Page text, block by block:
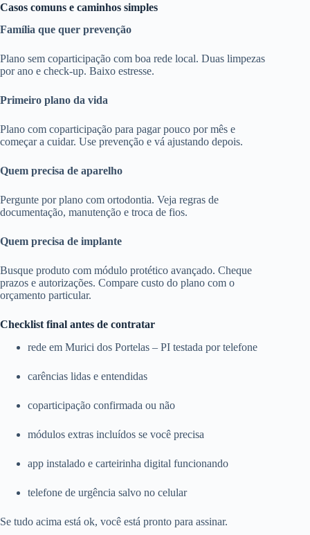
Casos comuns e caminhos simples
Família que quer prevenção
Plano sem coparticipação com boa rede local. Duas limpezas
por ano e check-up. Baixo estresse.
Primeiro plano da vida
Plano com coparticipação para pagar pouco por mês e
começar a cuidar. Use prevenção e vá ajustando depois.
Quem precisa de aparelho
Pergunte por plano com ortodontia. Veja regras de
documentação, manutenção e troca de fios.
Quem precisa de implante
Busque produto com módulo protético avançado. Cheque
prazos e autorizações. Compare custo do plano com o
orçamento particular.
Checklist final antes de contratar
rede em Murici dos Portelas – PI testada por telefone
carências lidas e entendidas
coparticipação confirmada ou não
módulos extras incluídos se você precisa
app instalado e carteirinha digital funcionando
telefone de urgência salvo no celular
Se tudo acima está ok, você está pronto para assinar.